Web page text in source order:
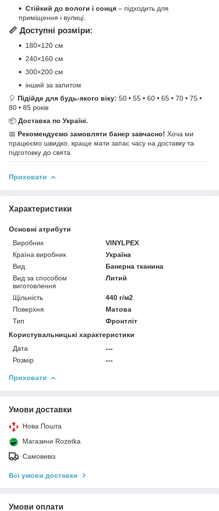
Стійкий до вологи і сонця – підходить для
приміщення і вулиці.
📏 Доступні розміри:
180×120 см
240×160 см
300×200 см
інший за запитом
🎈 Підійде для будь-якого віку: 50 • 55 • 60 • 65 • 70 • 75 •
80 • 85 років
📦 Доставка по Україні.
📅 Рекомендуємо замовляти банер завчасно! Хоча ми
працюємо швидко, краще мати запас часу на доставку та
підготовку до свята.
Приховати
Характеристики
Основні атрибути
Виробник
VINYLPEX
Країна виробник
Україна
Вид
Банерна тканина
Вид за способом
виготовлення
Литий
Щільність
440 г/м2
Поверхня
Матова
Тип
Фронтліт
Користувальницькі характеристики
Дата
---
Розмір
---
Приховати
Умови доставки
Нова Пошта
Магазини Rozetka
Самовивіз
Всі умови доставки
Умови оплати